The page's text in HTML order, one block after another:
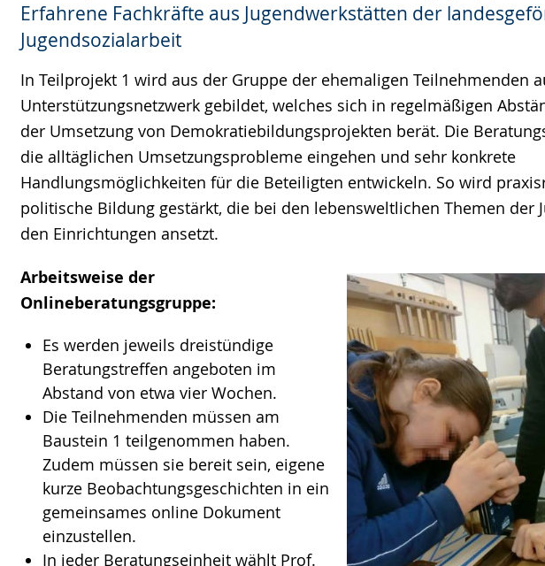
Erfahrene Fachkräfte aus Jugendwerkstätten der
Jugendsozialarbeit
In Teilprojekt 1 wird aus der Gruppe der ehemaligen Teilnehmenden
Unterstützungsnetzwerk gebildet, welches sich in regelmäßigen
der Umsetzung von Demokratiebildungsprojekten berät. Die
die alltäglichen Umsetzungsprobleme eingehen und sehr konkrete
Handlungsmöglichkeiten für die Beteiligten entwickeln. So wird
politische Bildung gestärkt, die bei den lebensweltlichen Themen der
den Einrichtungen ansetzt.
Arbeitsweise der
Onlineberatungsgruppe:
Es werden jeweils dreistündige
Beratungstreffen angeboten im
Abstand von etwa vier Wochen.
Die Teilnehmenden müssen am
Baustein 1 teilgenommen haben.
Zudem müssen sie bereit sein, eigene
kurze Beobachtungsgeschichten in ein
gemeinsames online Dokument
einzustellen.
In jeder Beratungseinheit wählt Prof.